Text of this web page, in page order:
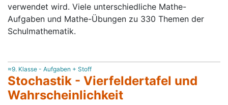
verwendet wird. Viele unterschiedliche Mathe-
Aufgaben und Mathe-Übungen zu 330 Themen der
Schulmathematik.
≈9. Klasse - Aufgaben + Stoff
Stochastik - Vierfeldertafel und
Wahrscheinlichkeit